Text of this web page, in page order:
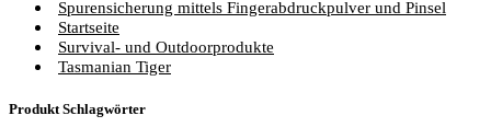
Spurensicherung mittels Fingerabdruckpulver und Pinsel
Startseite
Survival- und Outdoorprodukte
Tasmanian Tiger
Produkt Schlagwörter